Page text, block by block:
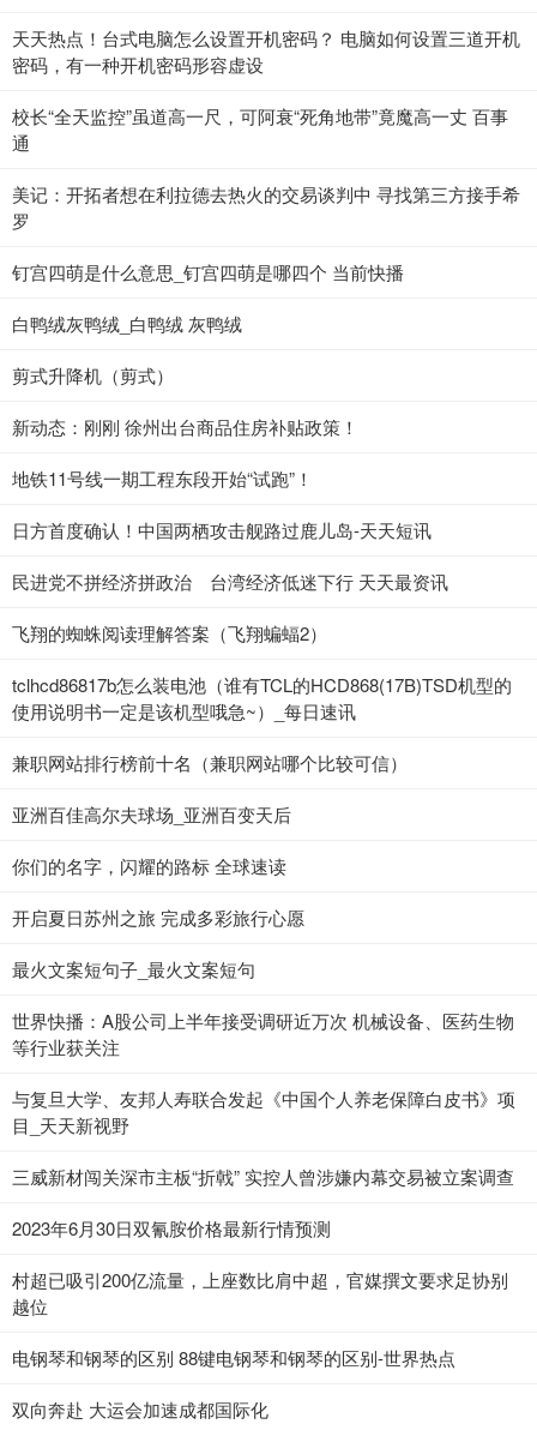
天天热点！台式电脑怎么设置开机密码？ 电脑如何设置三道开机
密码，有一种开机密码形容虚设
校长“全天监控”虽道高一尺，可阿衰“死角地带”竟魔高一丈 百事
通
美记：开拓者想在利拉德去热火的交易谈判中 寻找第三方接手希
罗
钉宫四萌是什么意思_钉宫四萌是哪四个 当前快播
白鸭绒灰鸭绒_白鸭绒 灰鸭绒
剪式升降机（剪式）
新动态：刚刚 徐州出台商品住房补贴政策！
地铁11号线一期工程东段开始“试跑”！
日方首度确认！中国两栖攻击舰路过鹿儿岛-天天短讯
民进党不拼经济拼政治 台湾经济低迷下行 天天最资讯
飞翔的蜘蛛阅读理解答案（飞翔蝙蝠2）
tclhcd86817b怎么装电池（谁有TCL的HCD868(17B)TSD机型的
使用说明书一定是该机型哦急~）_每日速讯
兼职网站排行榜前十名（兼职网站哪个比较可信）
亚洲百佳高尔夫球场_亚洲百变天后
你们的名字，闪耀的路标 全球速读
开启夏日苏州之旅 完成多彩旅行心愿
最火文案短句子_最火文案短句
世界快播：A股公司上半年接受调研近万次 机械设备、医药生物
等行业获关注
与复旦大学、友邦人寿联合发起《中国个人养老保障白皮书》项
目_天天新视野
三威新材闯关深市主板“折戟” 实控人曾涉嫌内幕交易被立案调查
2023年6月30日双氰胺价格最新行情预测
村超已吸引200亿流量，上座数比肩中超，官媒撰文要求足协别
越位
电钢琴和钢琴的区别 88键电钢琴和钢琴的区别-世界热点
双向奔赴 大运会加速成都国际化